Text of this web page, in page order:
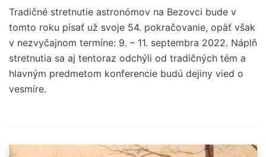
Tradičné stretnutie astronómov na Bezovci bude v
tomto roku písať už svoje 54. pokračovanie, opäť však
v nezvyčajnom termíne: 9. – 11. septembra 2022. Náplň
stretnutia sa aj tentoraz odchýli od tradičných tém a
hlavným predmetom konferencie budú dejiny vied o
vesmíre.